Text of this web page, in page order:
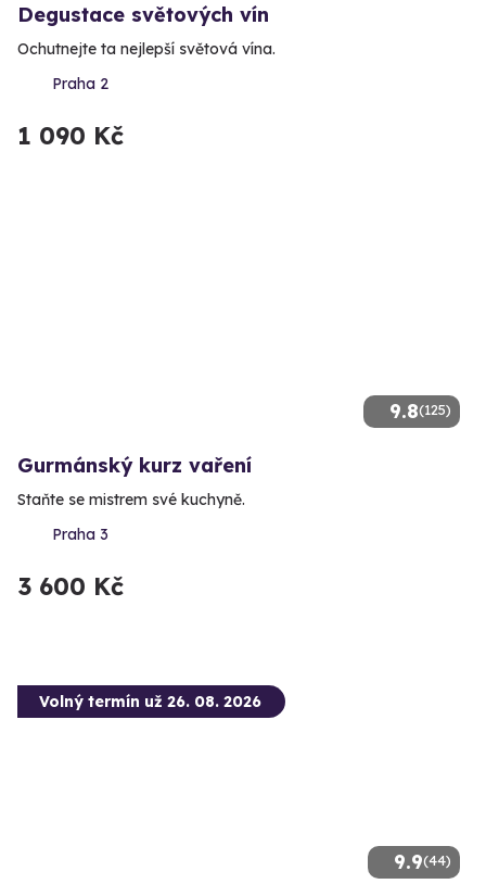
Degustace světových vín
Ochutnejte ta nejlepší světová vína.
Praha 2
1 090 Kč
9.8(125)
Gurmánský kurz vaření
Staňte se mistrem své kuchyně.
Praha 3
3 600 Kč
9.9(44)
Volný termín už 26. 08. 2026